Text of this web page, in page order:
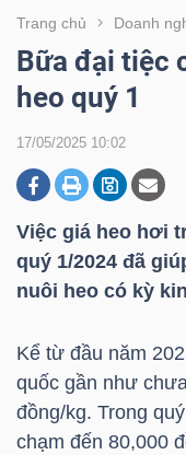
Trang chủ Doanh
Bữa đại tiệc
heo quý 1
17/05/2025 10:02
Việc giá heo hơi
quý 1/2024 đã
nuôi heo có kỳ
Kể từ đầu năm
quốc gần như
đồng/kg. Trong
chạm đến 80,000
CHỨNG
DOANH
NGHIỆP
ĐỘNG
SẢN